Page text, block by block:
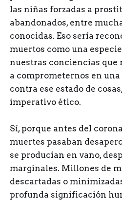
las niñas forzadas a
abandonados, entre
conocidas. Eso sería
muertos como una
nuestras conciencias que
a comprometernos en
contra ese estado de
imperativo ético.
Sí, porque antes del
muertes pasaban
se producían en vano,
marginales. Millones de
descartadas o
profunda significación